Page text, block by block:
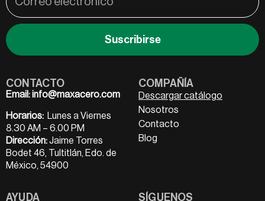
Suscribirse
CONTACTO
Email:info@maxacero.com
Horarios: Lunes a Viernes
8.30 AM – 6.00 PM
Dirección:Jaime Torres
Bodet 46, Tultitlán, Edo. de
México, 54900
COMPAÑÍA
Descargar catálogo
Nosotros
Contacto
Blog
AYUDA SÍGUENOS